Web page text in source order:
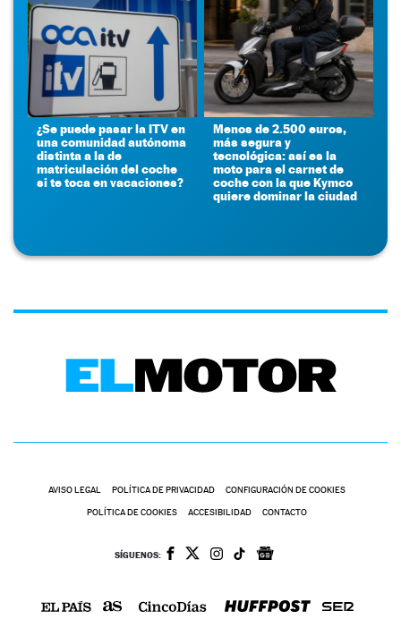
¿Se puede pasar la ITV en
una comunidad autónoma
distinta a la de
matriculación del coche
si te toca en vacaciones?
Menos de 2.500 euros,
más segura y
tecnológica: así es la
moto para el carnet de
coche con la que Kymco
quiere dominar la ciudad
AVISO LEGAL POLÍTICA DE PRIVACIDAD CONFIGURACIÓN DE COOKIES
POLÍTICA DE COOKIES ACCESIBILIDAD CONTACTO
SÍGUENOS: